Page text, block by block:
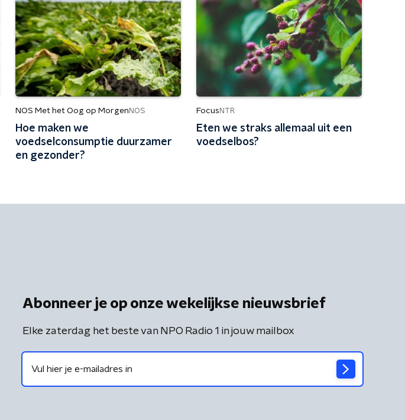
NOS Met het Oog op Morgen NOS
Hoe maken we
voedselconsumptie duurzamer
en gezonder?
Focus NTR
Eten we straks allemaal uit een
voedselbos?
Abonneer je op onze wekelijkse nieuwsbrief
Elke zaterdag het beste van NPO Radio 1 in jouw mailbox